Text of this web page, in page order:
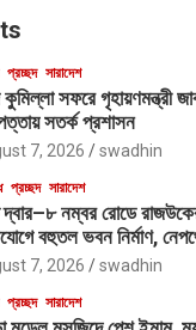
প্রচ্ছদ সারাদেশ
সফরে গৃহায়ণমন্ত্রী
সতর্ক প্রশাসন
7, 2026 swadhin
প্রচ্ছদ সারাদেশ
দ্বার–৮ নম্বর রোডে
বহুতল ভবন নির্মাণ,
যোগসাজশের প্রশ্ন
7, 2026 swadhin
প্রচ্ছদ সারাদেশ